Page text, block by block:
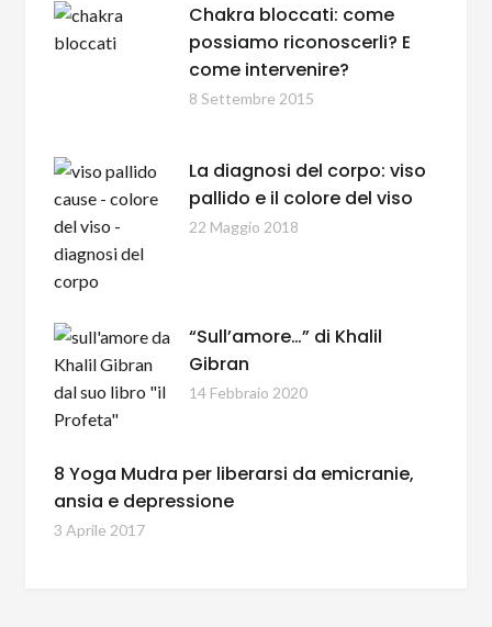
Chakra bloccati: come
possiamo riconoscerli? E
come intervenire?
8 Settembre 2015
La diagnosi del corpo: viso
pallido e il colore del viso
22 Maggio 2018
“Sull’amore…” di Khalil
Gibran
14 Febbraio 2020
8 Yoga Mudra per liberarsi da emicranie,
ansia e depressione
3 Aprile 2017